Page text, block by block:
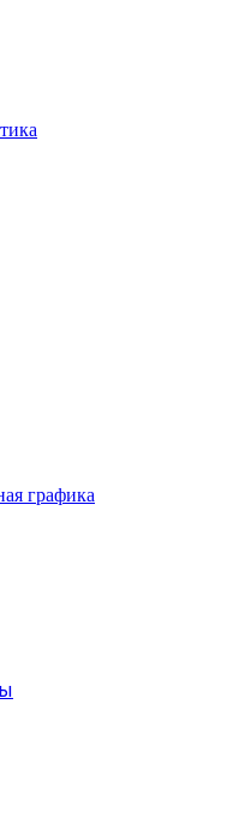
графика